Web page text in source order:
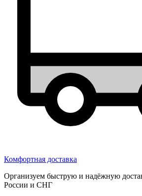
Комфортная доставка
Организуем быструю и надёжную
России и СНГ